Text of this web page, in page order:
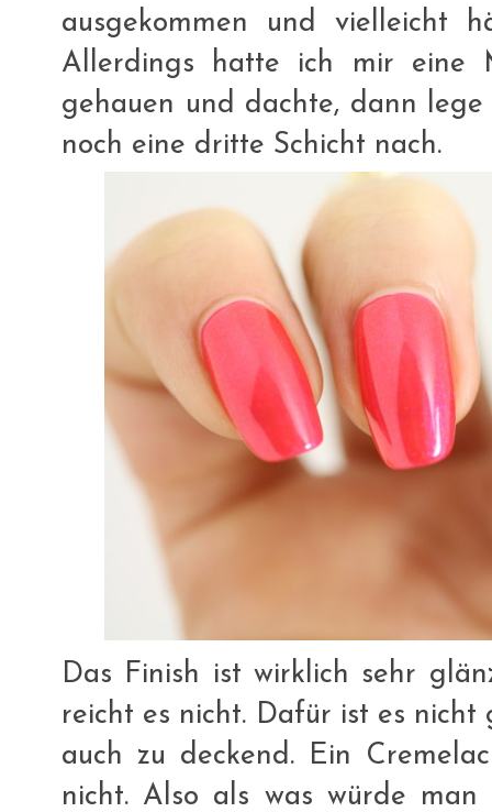
ausgekommen und vielleicht
Allerdings hatte ich mir eine
gehauen und dachte, dann
noch eine dritte Schicht nach.
Das Finish ist wirklich sehr
reicht es nicht. Dafür ist es
auch zu deckend. Ein
nicht. Also als was würde